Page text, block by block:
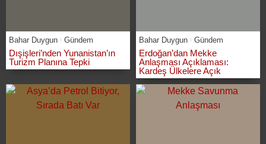
Bahar Duygun Gündem
Dışişleri’nden Yunanistan’ın
Turizm Planına Tepki
Bahar Duygun Gündem
Erdoğan’dan Mekke
Anlaşması Açıklaması:
Kardeş Ülkelere Açık